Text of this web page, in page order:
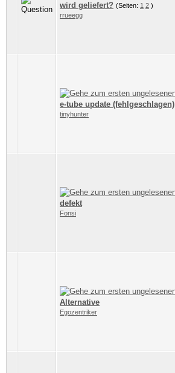
wird geliefert? (Seiten: 1 2 )
rrueegg
e-tube update (fehlgeschlagen)
tinyhunter
defekt
Fonsi
Alternative
Egozentriker